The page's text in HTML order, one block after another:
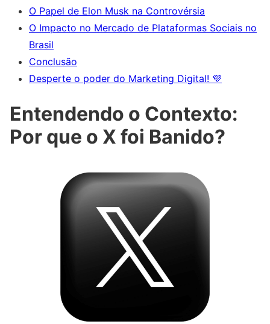
O Papel de Elon Musk na Controvérsia
O Impacto no Mercado de Plataformas Sociais no
Brasil
Conclusão
Desperte o poder do Marketing Digital! 💜
Entendendo o Contexto:
Por que o X foi Banido?